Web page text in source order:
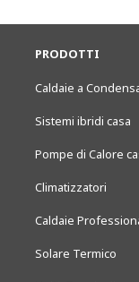
PRODOTTI
Caldaie a
Sistemi ibridi casa
Pompe di Calore
Climatizzatori
Caldaie
Solare Termico